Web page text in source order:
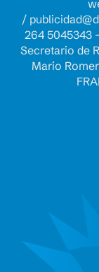
/
264 5045343
Secretario de
Mario